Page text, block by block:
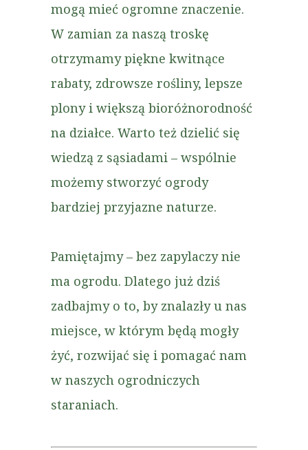
mogą mieć ogromne znaczenie.
W zamian za naszą troskę
otrzymamy piękne kwitnące
rabaty, zdrowsze rośliny, lepsze
plony i większą bioróżnorodność
na działce. Warto też dzielić się
wiedzą z sąsiadami – wspólnie
możemy stworzyć ogrody
bardziej przyjazne naturze.
Pamiętajmy – bez zapylaczy nie
ma ogrodu. Dlatego już dziś
zadbajmy o to, by znalazły u nas
miejsce, w którym będą mogły
żyć, rozwijać się i pomagać nam
w naszych ogrodniczych
staraniach.